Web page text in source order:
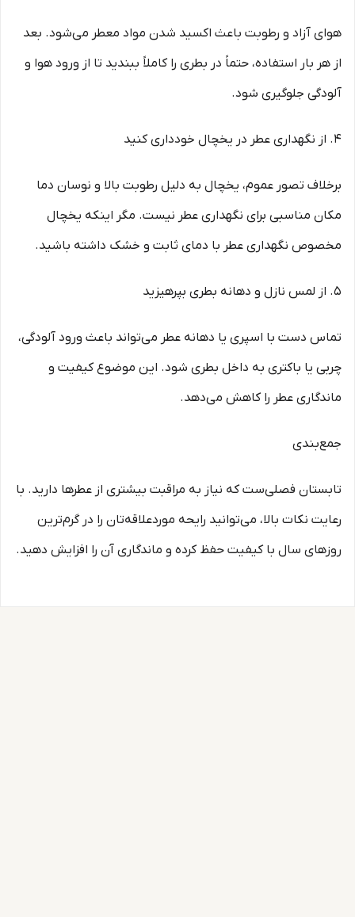
هوای آزاد و رطوبت باعث اکسید شدن مواد معطر می‌شود. بعد
از هر بار استفاده، حتماً در بطری را کاملاً ببندید تا از ورود هوا و
آلودگی جلوگیری شود.
۴. از نگهداری عطر در یخچال خودداری کنید
برخلاف تصور عموم، یخچال به دلیل رطوبت بالا و نوسان دما
مکان مناسبی برای نگهداری عطر نیست. مگر اینکه یخچال
مخصوص نگهداری عطر با دمای ثابت و خشک داشته باشید.
۵. از لمس نازل و دهانه بطری بپرهیزید
تماس دست با اسپری یا دهانه عطر می‌تواند باعث ورود آلودگی،
چربی یا باکتری به داخل بطری شود. این موضوع کیفیت و
ماندگاری عطر را کاهش می‌دهد.
جمع‌بندی
تابستان فصلی‌ست که نیاز به مراقبت بیشتری از عطرها دارید. با
رعایت نکات بالا، می‌توانید رایحه موردعلاقه‌تان را در گرم‌ترین
روزهای سال با کیفیت حفظ کرده و ماندگاری آن را افزایش دهید.